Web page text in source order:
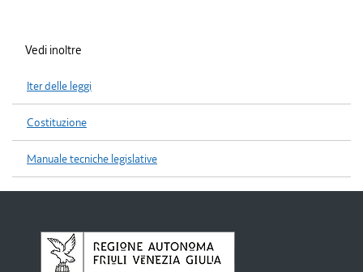
Vedi inoltre
Iter delle leggi
Costituzione
Manuale tecniche legislative